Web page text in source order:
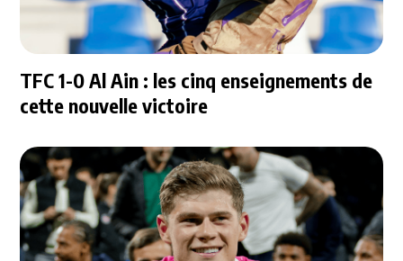
TFC 1-0 Al Ain : les cinq enseignements de
cette nouvelle victoire